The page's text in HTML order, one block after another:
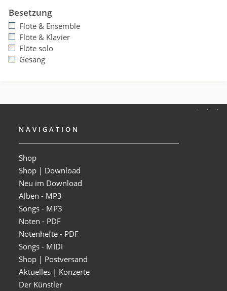
Besetzung
Flöte & Ensemble
Flöte & Klavier
Flöte solo
Gesang
NAVIGATION
Shop
Shop | Download
Neu im Download
Alben - MP3
Songs - MP3
Noten - PDF
Notenhefte - PDF
Songs - MIDI
Shop | Postversand
Aktuelles | Konzerte
Der Künstler